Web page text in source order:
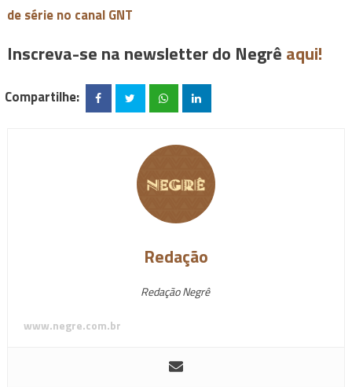
de série no canal GNT
Inscreva-se na newsletter do Negrê aqui!
Compartilhe:
Redação
Redação Negrê
www.negre.com.br